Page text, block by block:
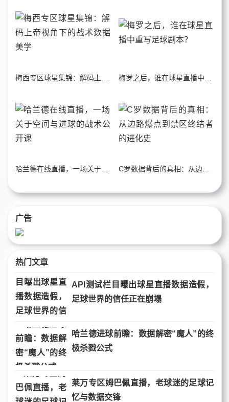
广告
热门文章
API测试栏目曝出球星直播数据造假，
足球世界的信任正在崩塌
哈兰德进球前瞻：数据解密“魔人”的终
极杀戮公式
莱万专区姆巴佩直播，老球迷的足球记
忆与数据交锋